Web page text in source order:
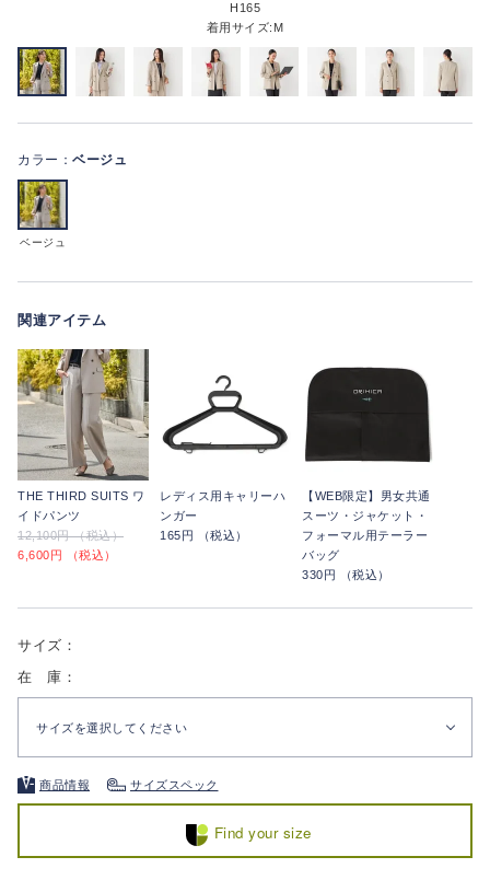
H165
着用サイズ:M
カラー： ベージュ
ベージュ
関連アイテム
THE THIRD SUITS ワ
イドパンツ
12,100円 （税込）
6,600円 （税込）
レディス用キャリーハ
ンガー
165円 （税込）
【WEB限定】男女共通
スーツ・ジャケット・
フォーマル用テーラー
バッグ
330円 （税込）
サイズ：
在 庫：
サイズを選択してください
商品情報 サイズスペック
Find your size